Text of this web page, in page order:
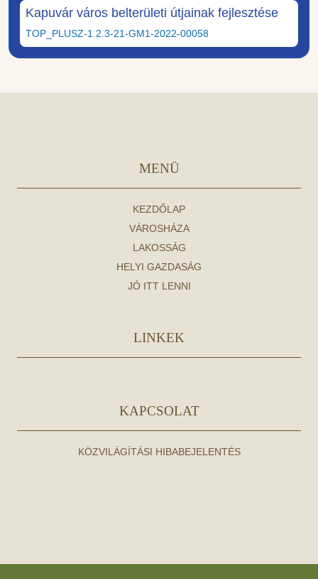
Kapuvár város belterületi útjainak fejlesztése
TOP_PLUSZ-1.2.3-21-GM1-2022-00058
MENÜ
KEZDŐLAP
VÁROSHÁZA
LAKOSSÁG
HELYI GAZDASÁG
JÓ ITT LENNI
LINKEK
KAPCSOLAT
KÖZVILÁGÍTÁSI HIBABEJELENTÉS